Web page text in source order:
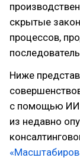
скрытые
процессов,
Ниже
с помощью ИИ
из недавно